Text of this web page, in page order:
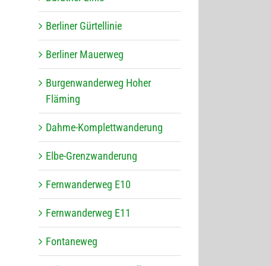
Ber­li­ner Gürtellinie
Ber­li­ner Mauerweg
Bur­gen­wan­der­weg Hoher
Fläming
Dahme-Kom­plett­wan­de­rung
Elbe-Grenz­wan­de­rung
Fern­wan­der­weg E10
Fern­wan­der­weg E11
Fon­ta­ne­weg